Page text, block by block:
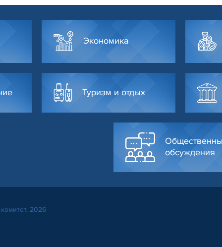
Экономика
Туризм и отдых
обсуждения
2026